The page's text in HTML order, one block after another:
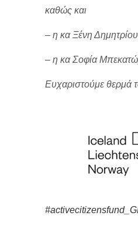
καθώς και
– η κα Ξένη
– η κα Σοφία
Ευχαριστούμε θερμά